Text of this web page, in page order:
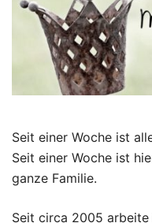
Seit einer Woche ist
Seit einer Woche ist
ganze Familie.
Seit circa 2005